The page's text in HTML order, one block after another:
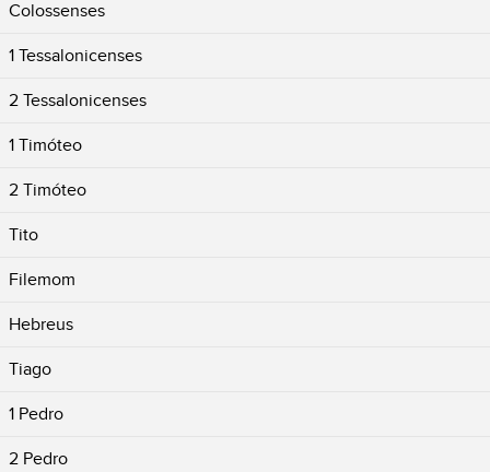
Colossenses
1 Tessalonicenses
2 Tessalonicenses
1 Timóteo
2 Timóteo
Tito
Filemom
Hebreus
Tiago
1 Pedro
2 Pedro